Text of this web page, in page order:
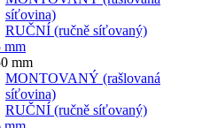
síťovina)
RUČNÍ (ručně síťovaný)
mm
mm
MONTOVANÝ (rašlovaná
síťovina)
RUČNÍ (ručně síťovaný)